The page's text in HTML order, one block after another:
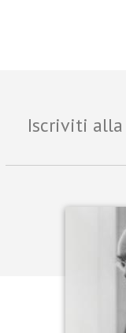
Iscriviti